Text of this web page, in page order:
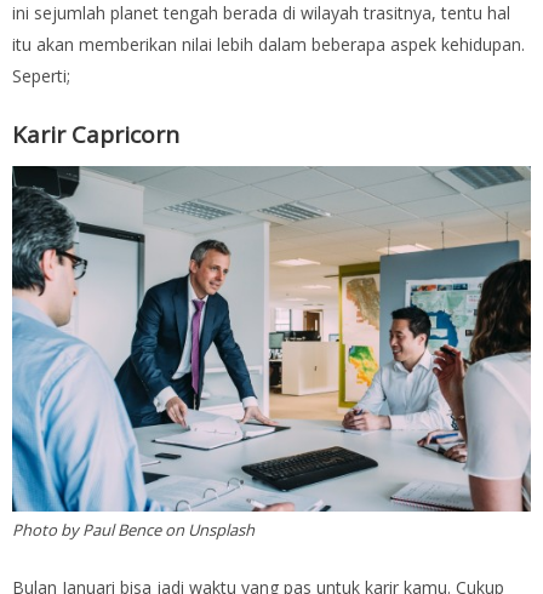
ini sejumlah planet tengah berada di wilayah trasitnya, tentu hal
itu akan memberikan nilai lebih dalam beberapa aspek kehidupan.
Seperti;
Karir Capricorn
Photo by Paul Bence on Unsplash
Bulan Januari bisa jadi waktu yang pas untuk karir kamu. Cukup